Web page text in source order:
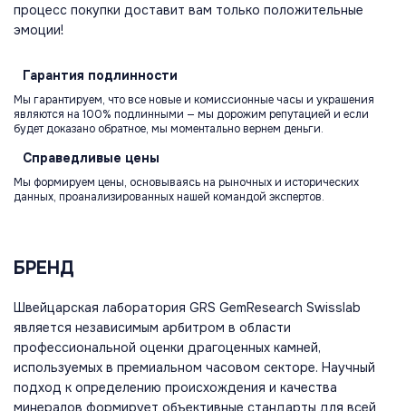
процесс покупки доставит вам только положительные
эмоции!
Гарантия подлинности
Мы гарантируем, что все новые и комиссионные часы и украшения
являются на 100% подлинными — мы дорожим репутацией и если
будет доказано обратное, мы моментально вернем деньги.
Справедливые цены
Мы формируем цены, основываясь на рыночных и исторических
данных, проанализированных нашей командой экспертов.
БРЕНД
Швейцарская лаборатория GRS GemResearch Swisslab
является независимым арбитром в области
профессиональной оценки драгоценных камней,
используемых в премиальном часовом секторе. Научный
подход к определению происхождения и качества
минералов формирует объективные стандарты для всей